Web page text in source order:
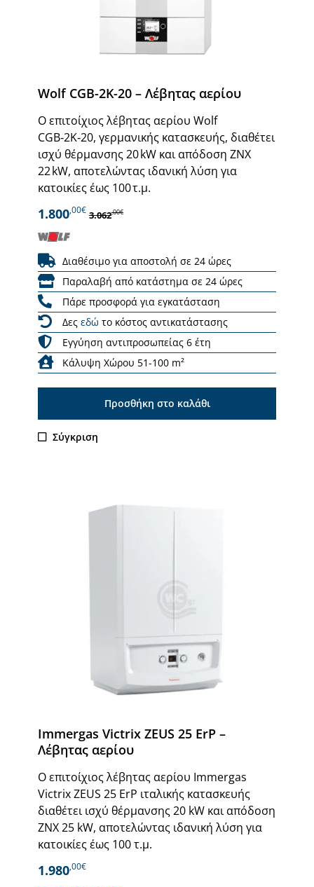
Wolf CGB-2K-20 – Λέβητας αερίου
Ο επιτοίχιος λέβητας αερίου Wolf
CGB‑2K‑20, γερμανικής κατασκευής, διαθέτει
ισχύ θέρμανσης 20 kW και απόδοση ΖΝΧ
22 kW, αποτελώντας ιδανική λύση για
κατοικίες έως 100 τ.μ.
1.800,00€ 3.062,00€
Διαθέσιμο για αποστολή σε 24 ώρες
Παραλαβή από κατάστημα σε 24 ώρες
Πάρε προσφορά για εγκατάσταση
Δες εδώ το κόστος αντικατάστασης
Εγγύηση αντιπροσωπείας 6 έτη
Κάλυψη Χώρου 51-100 m²
Προσθήκη στο καλάθι
Σύγκριση
Immergas Victrix ZEUS 25 ErP –
Λέβητας αερίου
Ο επιτοίχιος λέβητας αερίου Immergas
Victrix ZEUS 25 ErP ιταλικής κατασκευής
διαθέτει ισχύ θέρμανσης 20 kW και απόδοση
ΖΝΧ 25 kW, αποτελώντας ιδανική λύση για
κατοικίες έως 100 τ.μ.
1.980,00€